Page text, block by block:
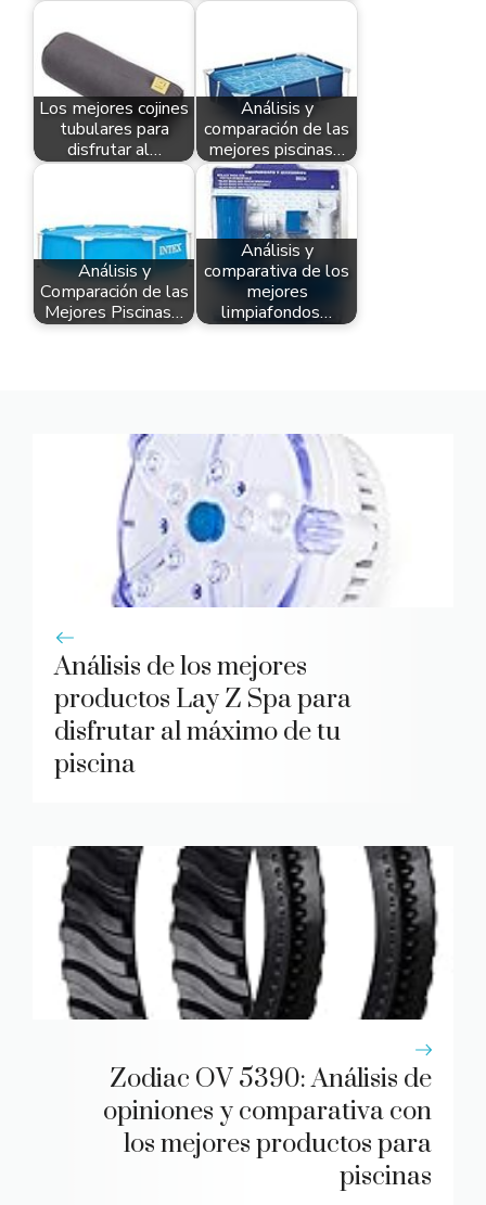
Los mejores cojines
tubulares para
disfrutar al…
Análisis y
comparación de las
mejores piscinas…
Análisis y
Comparación de las
Mejores Piscinas…
Análisis y
comparativa de los
mejores
limpiafondos…
Análisis de los mejores
productos Lay Z Spa para
disfrutar al máximo de tu
piscina
Zodiac OV 5390: Análisis de
opiniones y comparativa con
los mejores productos para
piscinas